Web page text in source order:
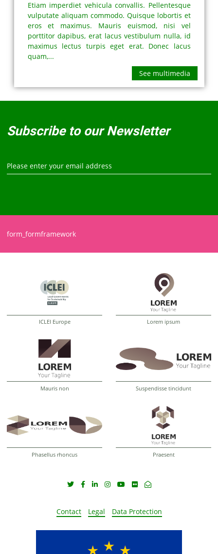
Etiam imperdiet vehicula convallis. Pellentesque
vulputate aliquam commodo. Quisque lobortis et
eros et maximus. Mauris euismod, nisi vel
porttitor dapibus, erat lacus vestibulum nulla, id
maximus lectus turpis eget erat. Donec lacus
quam,...
See multimedia
Subscribe to our Newsletter
form_formframework
ICLEI Europe Lorem ipsum
Mauris non Suspendisse tincidunt
Phasellus rhoncus Praesent
Contact Legal Data Protection